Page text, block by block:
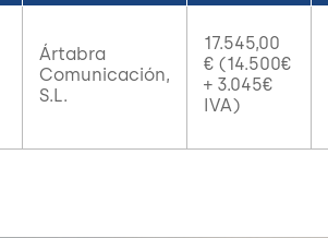
Ártabra
Comunicación,
S.L.
17.545,00
€ (14.500€
+ 3.045€
IVA)